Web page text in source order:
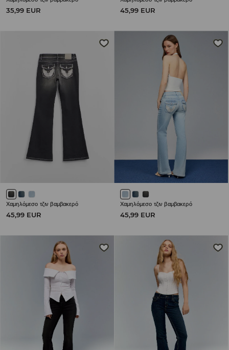
35,99 EUR 45,99 EUR
Χαμηλόμεσο τζιν βαμβακερό
45,99 EUR
Χαμηλόμεσο τζιν βαμβακερό
45,99 EUR